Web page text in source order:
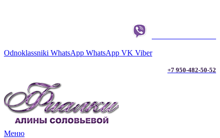
Odnoklassniki WhatsApp WhatsApp VK Viber
+7 950-482-50-52
Меню